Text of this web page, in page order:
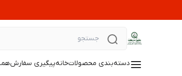
دسته‌بندی محصولاتخانهپیگیری سفارش